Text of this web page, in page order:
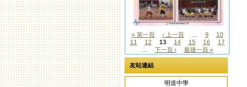
頁面
« 第一頁 ‹ 上一頁 … 9
10
11
12 13 14 15 16
17
…
下一頁 › 最後一頁 »
友站連結
明道中學